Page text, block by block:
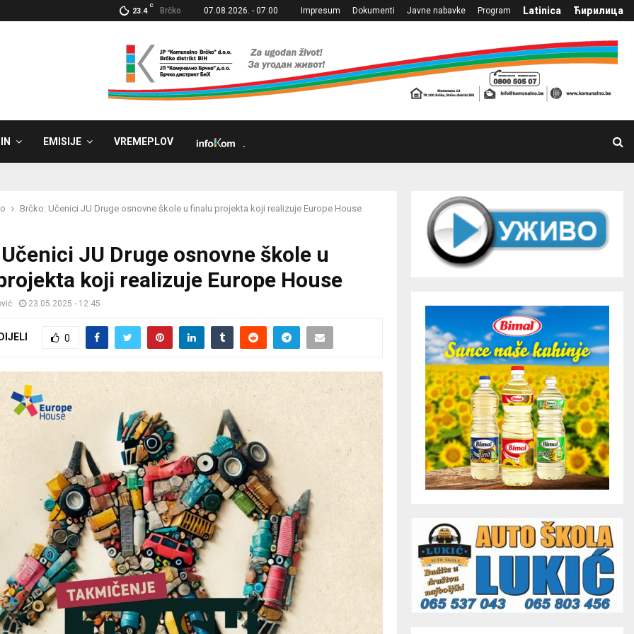
23.4
C
Brčko 07.08.2026. - 07:00 Impresum Dokumenti Javne nabavke Program Latinica Ћирилица
EMISIJE VREMEPLOV
Brčko: Učenici JU Druge osnovne škole u finalu projekta koji realizuje Europe House
JU Druge osnovne škole u
koji realizuje Europe House
23.05.2025 - 12:45
0